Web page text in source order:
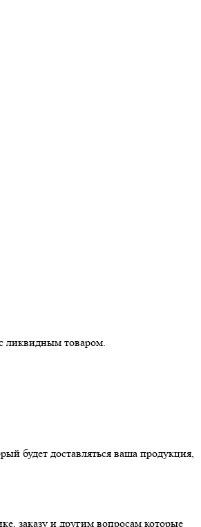
ликвидным товаром.
будет доставляться ваша продукция,
заказу и другим вопросам которые